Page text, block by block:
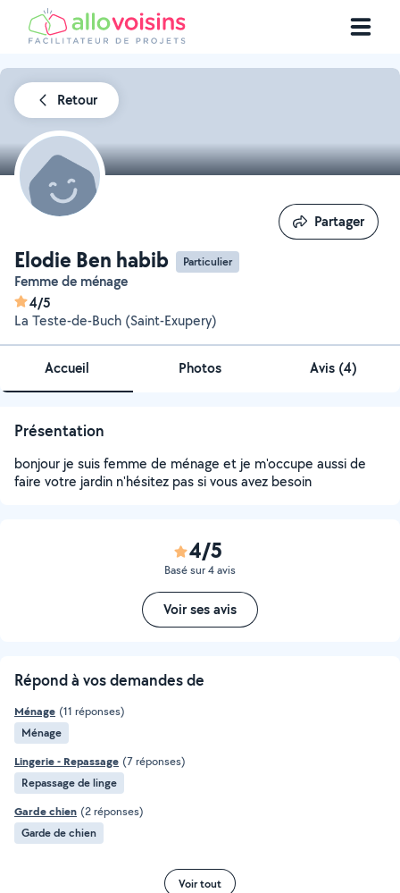
Retour
Elodie Ben habib Particulier
Femme de ménage
4/5
La Teste-de-Buch (Saint-Exupery)
Partager
Partager
Accueil Photos Avis (4)
Présentation
bonjour je suis femme de ménage et je m'occupe aussi de
faire votre jardin n'hésitez pas si vous avez besoin
4/5
Basé sur 4 avis
Voir ses avis
Répond à vos demandes de
Ménage (11 réponses)
Ménage
Lingerie - Repassage (7 réponses)
Repassage de linge
Garde chien (2 réponses)
Garde de chien
Voir tout